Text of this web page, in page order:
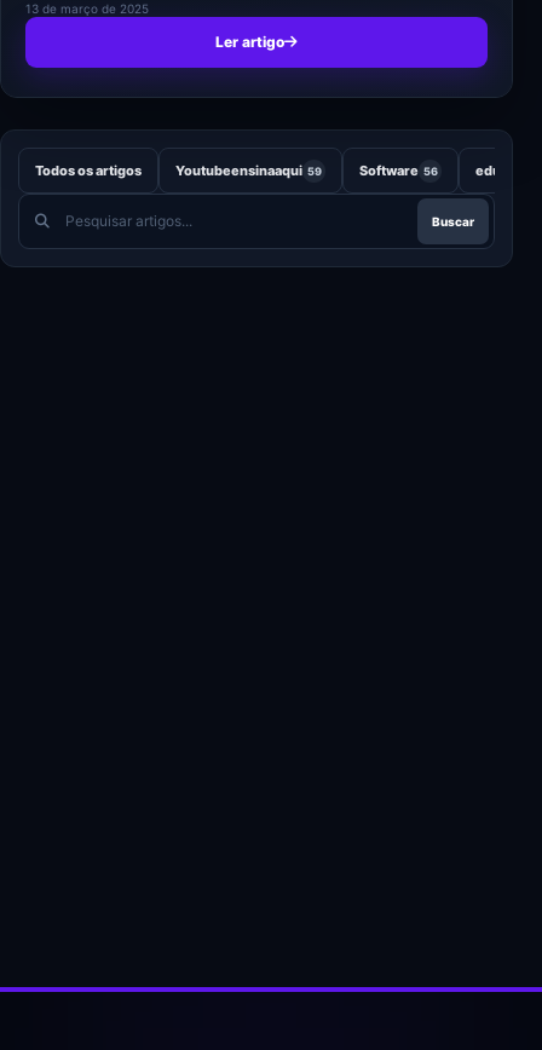
13 de março de 2025
Ler artigo
Todos os artigos Youtubeensinaaqui 59 Software 56 educação
Buscar